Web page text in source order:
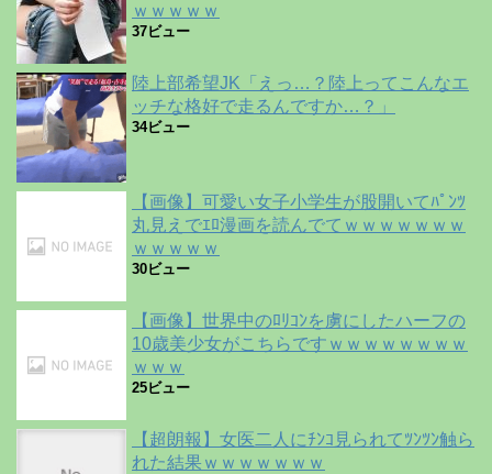
ｗｗｗｗｗ
37ビュー
陸上部希望JK「えっ…？陸上ってこんなエ
ッチな格好で走るんですか…？」
34ビュー
【画像】可愛い女子小学生が股開いてﾊﾟﾝﾂ
丸見えでｴﾛ漫画を読んでてｗｗｗｗｗｗｗ
ｗｗｗｗｗ
30ビュー
【画像】世界中のﾛﾘｺﾝを虜にしたハーフの
10歳美少女がこちらですｗｗｗｗｗｗｗｗ
ｗｗｗ
25ビュー
【超朗報】女医二人にﾁﾝｺ見られてﾂﾝﾂﾝ触ら
れた結果ｗｗｗｗｗｗｗ